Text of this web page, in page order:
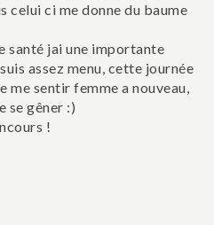
celui ci me donne du baume
santé jai une importante
assez menu, cette journée
me sentir femme a nouveau,
se gêner :)
!